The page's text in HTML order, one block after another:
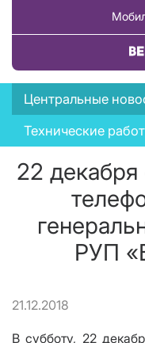
News
menu
Центральные
Технические
22 декабря
РУП
21.12.2018
В субботу, 22